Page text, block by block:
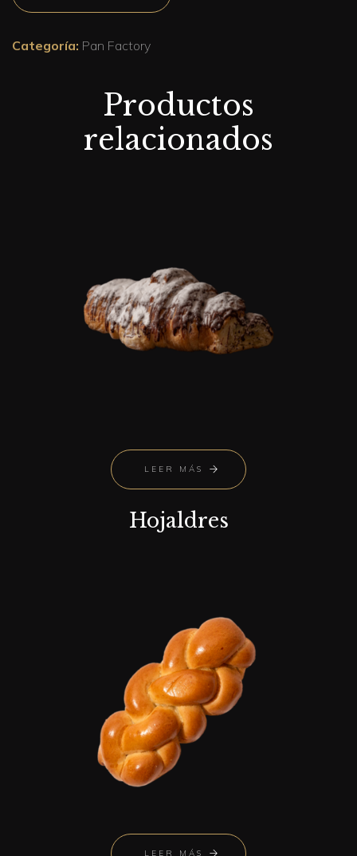
Categoría: Pan Factory
Productos
relacionados
LEER MÁS
Hojaldres
LEER MÁS